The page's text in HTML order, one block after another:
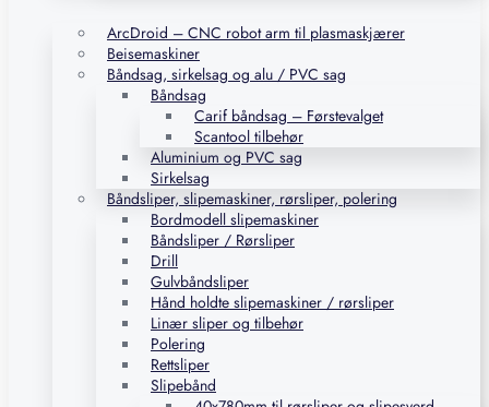
ArcDroid – CNC robot arm til plasmaskjærer
Beisemaskiner
Båndsag, sirkelsag og alu / PVC sag
Båndsag
Carif båndsag – Førstevalget
Scantool tilbehør
Aluminium og PVC sag
Sirkelsag
Båndsliper, slipemaskiner, rørsliper, polering
Bordmodell slipemaskiner
Båndsliper / Rørsliper
Drill
Gulvbåndsliper
Hånd holdte slipemaskiner / rørsliper
Linær sliper og tilbehør
Polering
Rettsliper
Slipebånd